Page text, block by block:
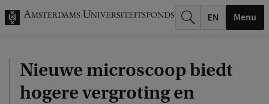
k
Menu
Nieuwe microscoop biedt
hogere vergroting en